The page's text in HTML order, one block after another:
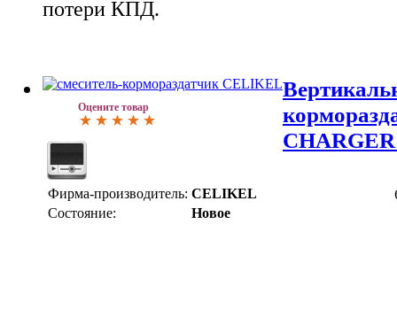
потери КПД.
Оцените товар
Фирма-производитель: CELIKEL
Состояние:
Новое